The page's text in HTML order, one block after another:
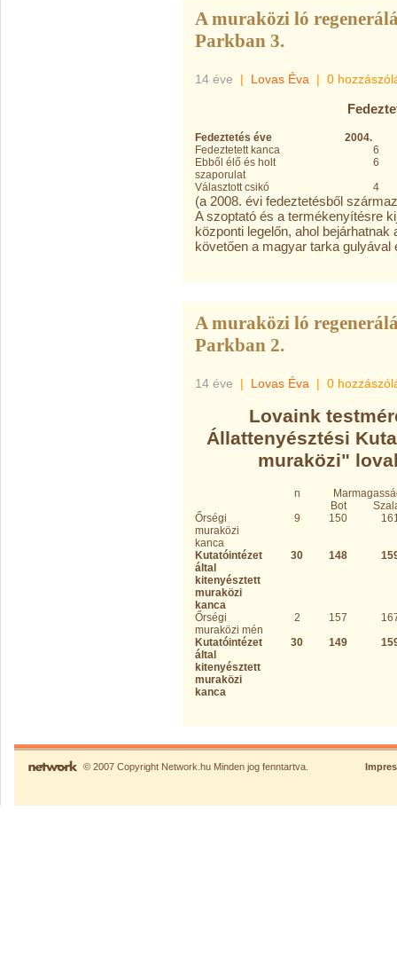
A muraközi ló
Parkban 3.
14 éve | Lovas Éva | 0
Fedeztetés éve
2004.
Fedeztetett kanca
6
Ebből élő és holt
szaporulat
6
Választott csikó
4
(a 2008. évi fedeztetésből
A szoptató és a termékenyítésre
központi legelőn, ahol
követően a magyar tarka gulyával
A muraközi ló
Parkban 2.
14 éve | Lovas Éva | 0
Lovaink
Állattenyésztési
muraközi"
n
Bot
Őrségi
muraközi
kanca
9 150
Kutatóintézet
által
kitenyésztett
muraközi
kanca
30 148
Őrségi
muraközi mén
2 157
Kutatóintézet
által
kitenyésztett
muraközi
kanca
30 149
© 2007 Copyright Network.hu Minden jog fenntartva.